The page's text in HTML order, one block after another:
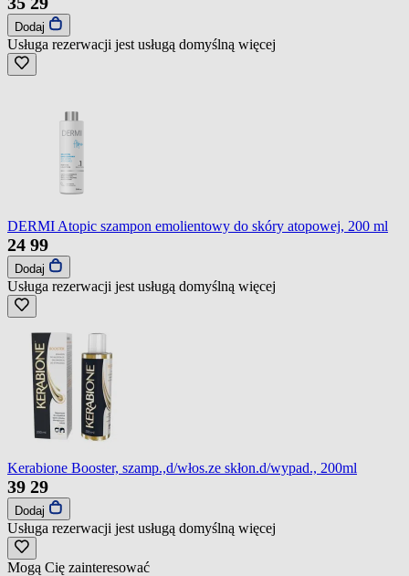
Dodaj
Usługa rezerwacji jest usługą domyślną więcej
DERMI Atopic szampon emolientowy do skóry atopowej, 200 ml
24 99
Dodaj
Usługa rezerwacji jest usługą domyślną więcej
Kerabione Booster, szamp.,d/włos.ze skłon.d/wypad., 200ml
39 29
Dodaj
Usługa rezerwacji jest usługą domyślną więcej
Mogą Cię zainteresować